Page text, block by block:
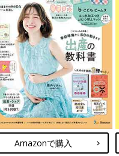
Amazonで購入